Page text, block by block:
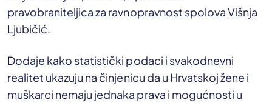
pravobraniteljica za ravnopravnost spolova Višnja
Ljubičić.
Dodaje kako statistički podaci i svakodnevni
realitet ukazuju na činjenicu da u Hrvatskoj žene i
muškarci nemaju jednaka prava i mogućnosti u